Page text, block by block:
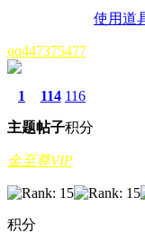
使用道
qq447375477
1
主题
114
帖子
116
积分
金至尊VIP
积分